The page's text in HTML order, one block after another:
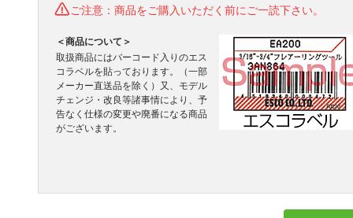
ご注意：商品をご購入いただく前にご一読下さい。
＜商品について＞
取扱商品にはバーコード入りのエス
コラベルを貼っております。（一部
メーカー直送品を除く）又、モデル
チェンジ・改良等諸事情により、予
告なく仕様の変更や廃番になる商品
がございます。